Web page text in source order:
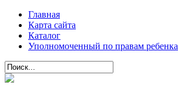
Главная
Карта сайта
Каталог
Уполномоченный по правам ребенка